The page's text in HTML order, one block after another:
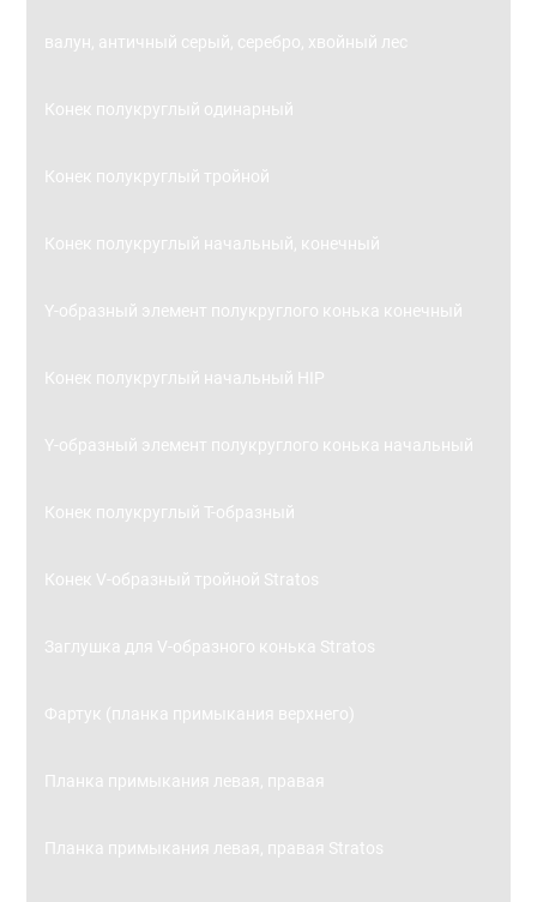
валун, античный серый, серебро, хвойный лес
Конек полукруглый одинарный
Конек полукруглый тройной
Конек полукруглый начальный, конечный
Y-образный элемент полукруглого конька конечный
Конек полукруглый начальный HIP
Y-образный элемент полукруглого конька начальный
Конек полукруглый Т-образный
Конек V-образный тройной Stratos
Заглушка для V-образного конька Stratos
Фартук (планка примыкания верхнего)
Планка примыкания левая, правая
Планка примыкания левая, правая Stratos